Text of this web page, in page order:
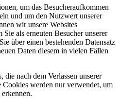
um das Besucheraufkommen
und um den Nutzwert unserer
wir unsere Websites
als erneuten Besucher unserer
über einen bestehenden Datensatz
Daten diesem in vielen Fällen
nach dem Verlassen unserer
Cookies werden nur verwendet, um